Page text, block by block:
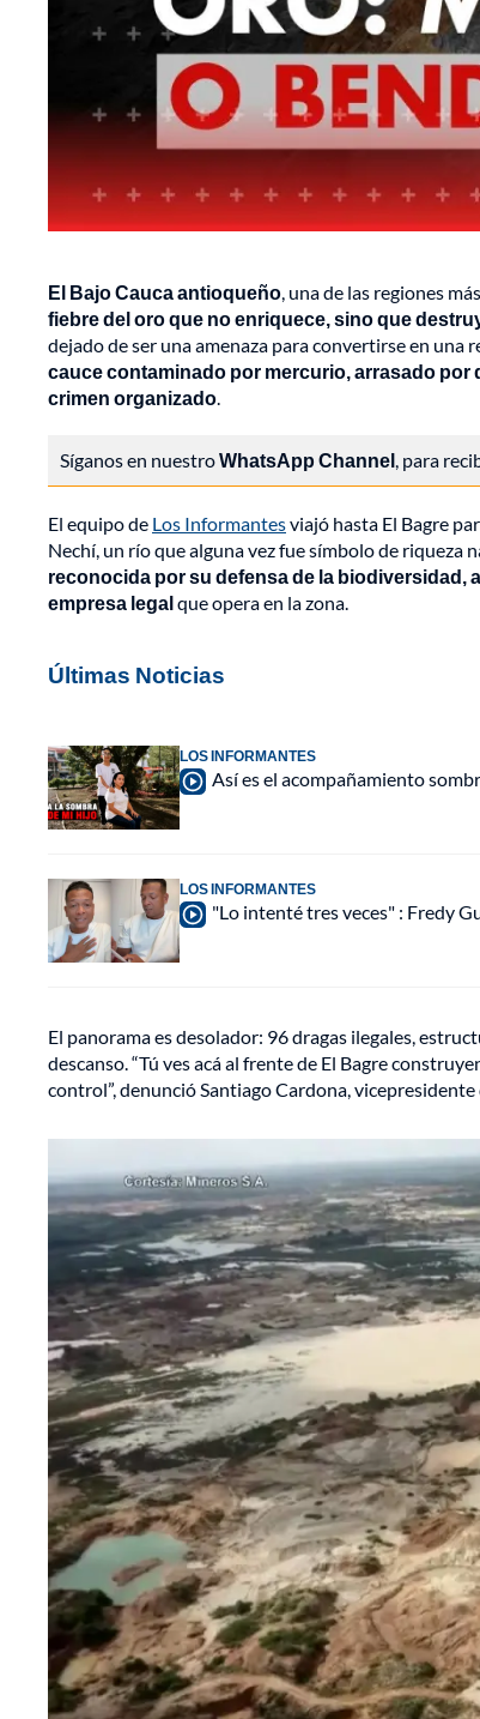
El Bajo Cauca antioqueño , una de las regiones
fiebre del oro que no enriquece, sino que
dejado de ser una amenaza para convertirse en una
cauce contaminado por mercurio, arrasado por
crimen organizado
Síganos en nuestroWhatsApp Channel , para
El equipo de Los Informantesviajó hasta El Bagre
Nechí, un río que alguna vez fue símbolo de riqueza
reconocida por su defensa de la biodiversidad,
empresa legalque opera en la zona.
Últimas Noticias
LOS INFORMANTES
Así es el acompañamiento
LOS INFORMANTES
"Lo intenté tres veces" : Fredy
El panorama es desolador: 96 dragas ilegales,
descanso. “Tú ves acá al frente de El Bagre
control”, denunció Santiago Cardona, vicepresidente